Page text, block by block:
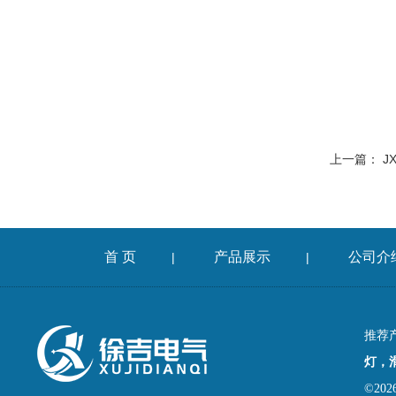
上一篇：
首 页 | 产品展示 | 公司介
推荐
灯，